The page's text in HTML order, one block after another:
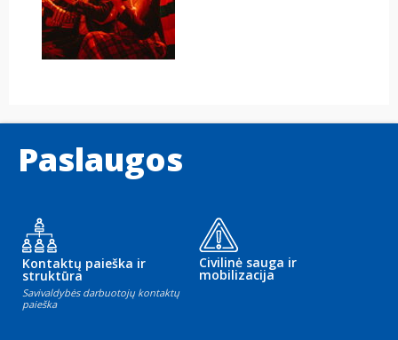
Paslaugos
Kontaktų paieška ir
struktūra
Savivaldybės darbuotojų kontaktų
paieška
Civilinė sauga ir
mobilizacija